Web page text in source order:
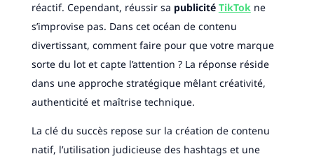
réactif. Cependant, réussir sa publicité TikTokne
s’improvise pas. Dans cet océan de contenu
divertissant, comment faire pour que votre marque
sorte du lot et capte l’attention ? La réponse réside
dans une approche stratégique mêlant créativité,
authenticité et maîtrise technique.
La clé du succès repose sur la création de contenu
natif, l’utilisation judicieuse des hashtags et une